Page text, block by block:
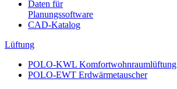
Daten für
Planungssoftware
CAD-Katalog
Lüftung
POLO-KWL Komfortwohnraumlüftung
POLO-EWT Erdwärmetauscher